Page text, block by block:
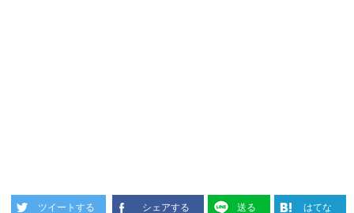
ツイートする シェアする 送る はてな